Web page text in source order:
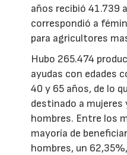
años recibió 41.739
correspondió a
para agricultores
Hubo 265.474
ayudas con edades
40 y 65 años, de lo
destinado a mujeres
hombres. Entre los
mayoría de
hombres, un